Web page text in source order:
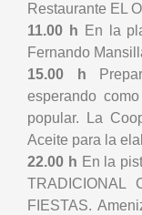
Restaurante EL
11.00 h
En la
Fernando
15.00 h
esperando como
popular. La
Aceite para la
22.00 h En la
TRADICIONAL
FIESTAS.